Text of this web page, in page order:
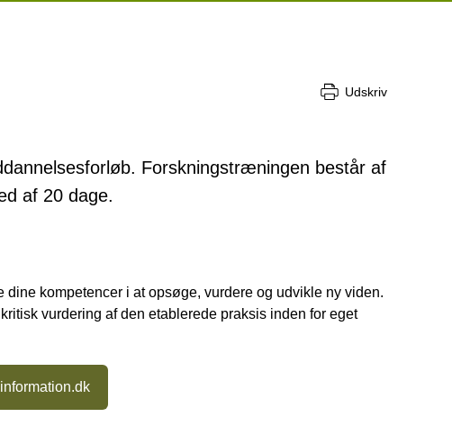
Udskriv
Forskningstræningen består af
af 20 dage.
kompetencer i at opsøge, vurdere og udvikle ny viden.
vurdering af den etablerede praksis inden for eget